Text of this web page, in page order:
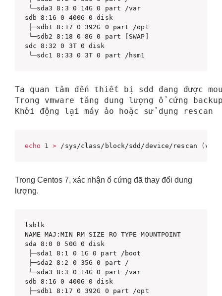
└─sda3 8:3 0 14G 0 part /var
sdb 8:16 0 400G 0 disk
├─sdb1 8:17 0 392G 0 part /opt
└─sdb2 8:18 0 8G 0 part
SWAP
sdc 8:32 0 3T 0 disk
└─sdc1 8:33 0 3T 0 part /hsm1
Ta quan tâm đến thiết bị sdd đang được
Trong vmware tăng dung lượng ổ cứng
Khởi động lại máy ảo hoặc sử dụng rescan
echo 1 > /sys/class/block/sdd/device/rescan (với
Trong Centos 7, xác nhận ổ cứng đã thay đổi dung
lượng.
lsblk
NAME MAJ:MIN RM SIZE RO TYPE MOUNTPOINT
sda 8:0 0 50G 0 disk
├─sda1 8:1 0 1G 0 part /boot
├─sda2 8:2 0 35G 0 part /
└─sda3 8:3 0 14G 0 part /var
sdb 8:16 0 400G 0 disk
├─sdb1 8:17 0 392G 0 part /opt